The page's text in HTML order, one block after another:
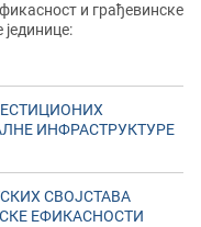
и грађевинске
ИНФРАСТРУКТУРЕ
СВОЈСТАВА
ЕФИКАСНОСТИ